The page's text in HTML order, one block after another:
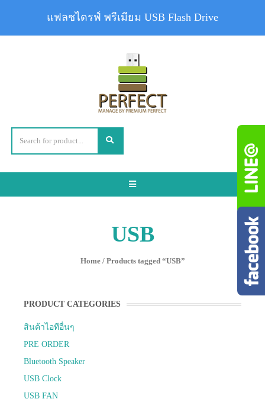
Toggle
USB
Home/ Products tagged “USB”
PRODUCT CATEGORIES
สินค้าไอทีอื่นๆ
PRE ORDER
Bluetooth Speaker
USB Clock
USB FAN
แฟลชไดรฟ์ พรีเมียม USB Flash Drive